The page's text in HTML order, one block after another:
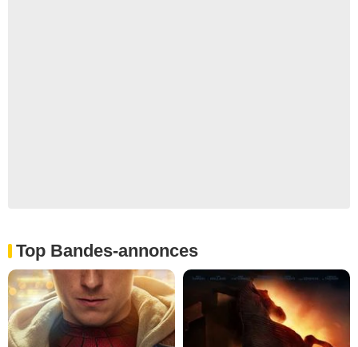
Top Bandes-annonces